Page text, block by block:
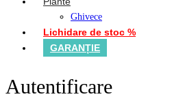
Ghivece
Lichidare de stoc %
GARANȚIE
Autentificare